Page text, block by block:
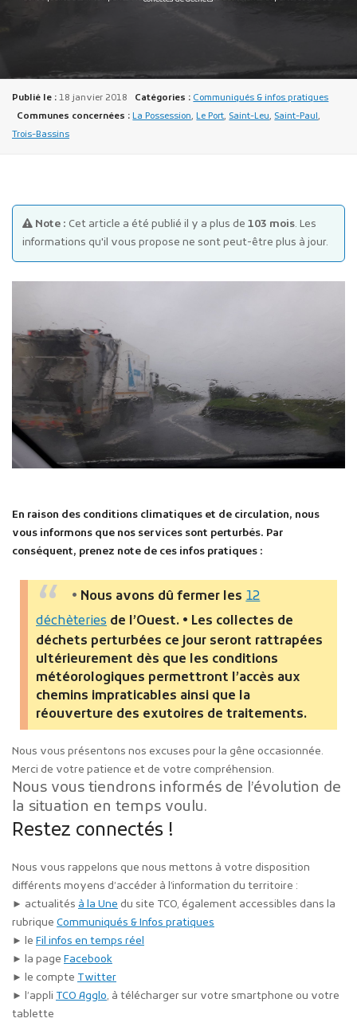
Publié le : 18 janvier 2018 Catégories : Communiqués & infos pratiques
Communes concernées : La Possession,Le Port, Saint-Leu, Saint-Paul,
Trois-Bassins
Note : Cet article a été publié il y a plus de 103 mois. Les
informations qu'il vous propose ne sont peut-être plus à jour.
En raison des conditions climatiques et de circulation, nous
vous informons que nos services sont perturbés. Par
conséquent, prenez note de ces infos pratiques :
• Nous avons dû fermer les12
déchèteries de l’Ouest. • Les collectes de
déchets perturbées ce jour seront rattrapées
ultérieurement dès que les conditions
météorologiques permettront l’accès aux
chemins impraticables ainsi que la
réouverture des exutoires de traitements.
Nous vous présentons nos excuses pour la gêne occasionnée.
Merci de votre patience et de votre compréhension.
Nous vous tiendrons informés de l’évolution de
la situation en temps voulu.
Restez connectés !
Nous vous rappelons que nous mettons à votre disposition
différents moyens d’accéder à l’information du territoire :
► actualités à la Unedu site TCO, également accessibles dans la
rubrique Communiqués & Infos pratiques
► le Fil infos en temps réel
► la page Facebook
► le compte Twitter
► l’appli TCO Agglo, à télécharger sur votre smartphone ou votre
tablette